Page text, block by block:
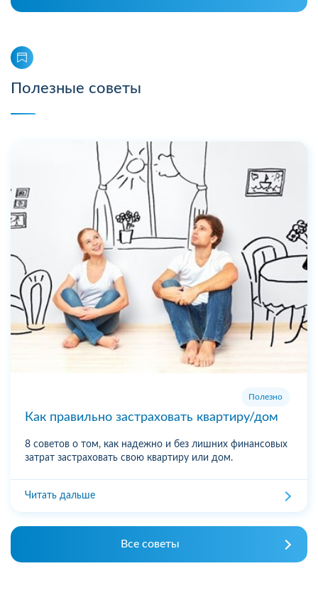
Полезные советы
Полезно
Как правильно застраховать квартиру/дом
8 советов о том, как надежно и без лишних финансовых
затрат застраховать свою квартиру или дом.
Читать дальше
Все советы